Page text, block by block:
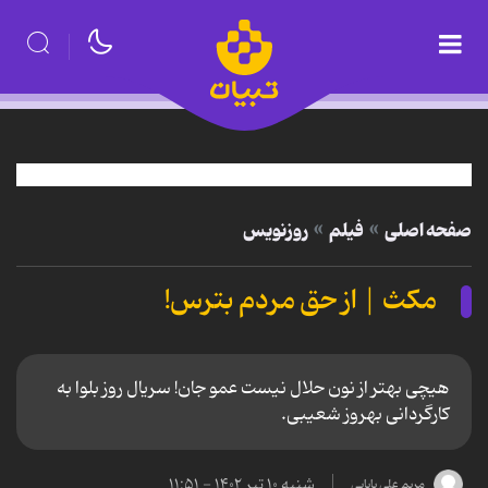
صفحه اصلی فیلم روزنویس
مکث | از حق مردم بترس!
هیچی بهتر از نون حلال نیست عمو جان! سریال روز بلوا به
کارگردانی بهروز شعیبی.